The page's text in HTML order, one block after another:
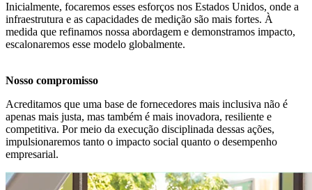
Inicialmente, focaremos esses esforços nos Estados Unidos, onde a
infraestrutura e as capacidades de medição são mais fortes. À
medida que refinamos nossa abordagem e demonstramos impacto,
escalonaremos esse modelo globalmente.
Nosso compromisso
Acreditamos que uma base de fornecedores mais inclusiva não é
apenas mais justa, mas também é mais inovadora, resiliente e
competitiva. Por meio da execução disciplinada dessas ações,
impulsionaremos tanto o impacto social quanto o desempenho
empresarial.